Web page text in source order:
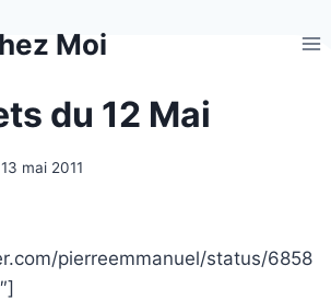
Moi
du 12 Mai
13 mai 2011
pierreemmanuel/status/6858